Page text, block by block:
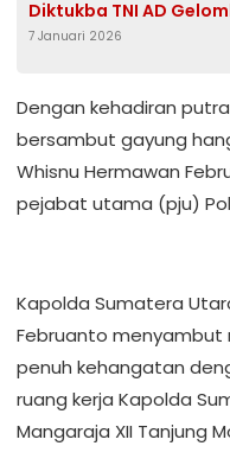
Diktukba TNI AD
Rindam I BB
7 Januari 2026
‎Dengan kehadiran
bersambut gayung
Whisnu Hermawan
pejabat utama (pju)
‎Kapolda Sumatera
Februanto menyambut
penuh kehangatan
ruang kerja Kapolda
Mangaraja XII Tanjung